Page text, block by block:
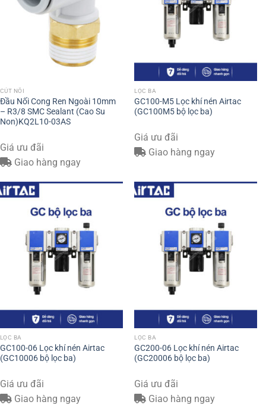
CÚT NỐI
Đầu Nối Cong Ren Ngoài 10mm
– R3/8 SMC Sealant (Cao Su
Non)KQ2L10-03AS
Giá ưu đãi
Giao hàng ngay
LỌC BA
GC100-M5 Lọc khí nén Airtac
(GC100M5 bộ lọc ba)
Giá ưu đãi
Giao hàng ngay
LỌC BA
GC100-06 Lọc khí nén Airtac
(GC10006 bộ lọc ba)
Giá ưu đãi
Giao hàng ngay
LỌC BA
GC200-06 Lọc khí nén Airtac
(GC20006 bộ lọc ba)
Giá ưu đãi
Giao hàng ngay